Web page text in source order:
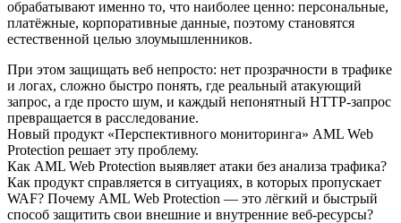
обрабатывают именно то, что наиболее ценно: персональные,
платёжные, корпоративные данные, поэтому становятся
естественной целью злоумышленников.
При этом защищать веб непросто: нет прозрачности в трафике
и логах, сложно быстро понять, где реальный атакующий
запрос, а где просто шум, и каждый непонятный HTTP-запрос
превращается в расследование.
Новый продукт «Перспективного мониторинга» AML Web
Protection решает эту проблему.
Как AML Web Protection выявляет атаки без анализа трафика?
Как продукт справляется в ситуациях, в которых пропускает
WAF? Почему AML Web Protection — это лёгкий и быстрый
способ защитить свои внешние и внутренние веб-ресурсы?